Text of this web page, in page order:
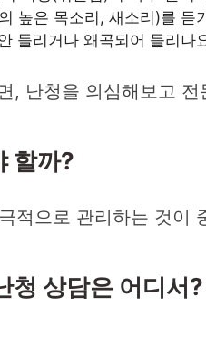
높은 목소리, 새소리)를 듣
들리거나 왜곡되어 들리나
, 난청을 의심해보고
할까?
적으로 관리하는 것이
청 상담은 어디서?